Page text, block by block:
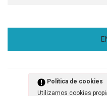
Política de cookies
Utilizamos cookies